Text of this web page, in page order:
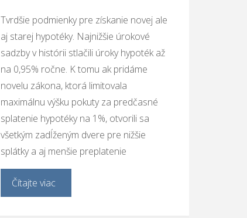
Tvrdšie podmienky pre získanie novej ale
aj starej hypotéky. Najnižšie úrokové
sadzby v histórii stlačili úroky hypoték až
na 0,95% ročne. K tomu ak pridáme
novelu zákona, ktorá limitovala
maximálnu výšku pokuty za predčasné
splatenie hypotéky na 1%, otvorili sa
všetkým zadĺženým dvere pre nižšie
splátky a aj menšie preplatenie
Čítajte viac